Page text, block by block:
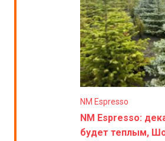
NM Espresso
NM Espresso:
будет теплым,